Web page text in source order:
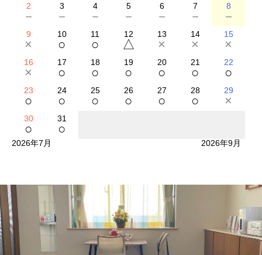
2
－
3
－
4
－
5
－
6
－
7
－
8
－
9
×
10
○
11
○
12
△
13
×
14
×
15
×
16
×
17
○
18
○
19
○
20
○
21
○
22
○
23
○
24
○
25
○
26
○
27
○
28
○
29
×
30
○
31
○
2026年7月 2026年9月